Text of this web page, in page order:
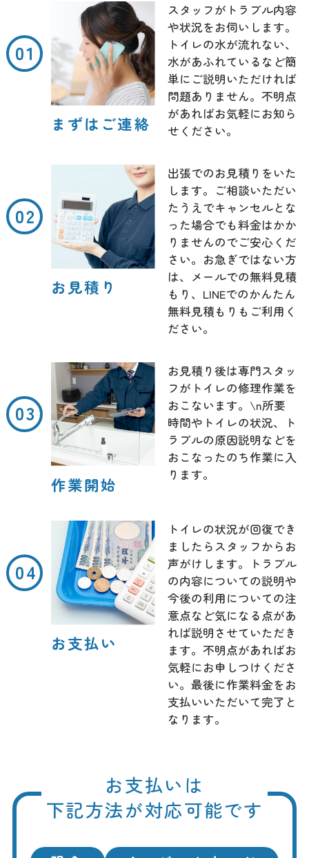
まずはご連絡
スタッフがトラブル内容
や状況をお伺いします。
トイレの水が流れない、
水があふれているなど簡
単にご説明いただければ
問題ありません。不明点
があればお気軽にお知ら
せください。
お見積り
出張でのお見積りをいた
します。ご相談いただい
たうえでキャンセルとな
った場合でも料金はかか
りませんのでご安心くだ
さい。お急ぎではない方
は、メールでの無料見積
もり、LINEでのかんたん
無料見積もりもご利用く
ださい。
作業開始
お見積り後は専門スタッ
フがトイレの修理作業を
おこないます。\n所要
時間やトイレの状況、ト
ラブルの原因説明などを
おこなったのち作業に入
ります。
お支払い
トイレの状況が回復でき
ましたらスタッフからお
声がけします。トラブル
の内容についての説明や
今後の利用についての注
意点など気になる点があ
れば説明させていただき
ます。不明点があればお
気軽にお申しつけくださ
い。最後に作業料金をお
支払いいただいて完了と
なります。
お支払いは
下記方法が対応可能です